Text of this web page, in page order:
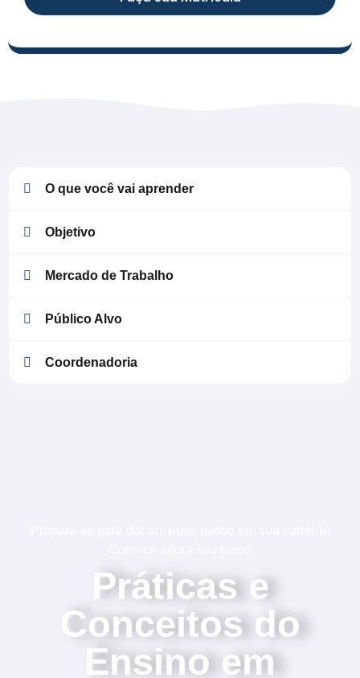
O que você vai aprender
Objetivo
Mercado de Trabalho
Público Alvo
Coordenadoria
Práticas e
Conceitos do
Ensino em